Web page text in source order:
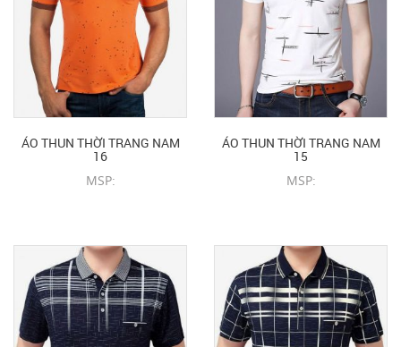
ÁO THUN THỜI TRANG NAM
16
MSP:
ÁO THUN THỜI TRANG NAM
15
MSP: